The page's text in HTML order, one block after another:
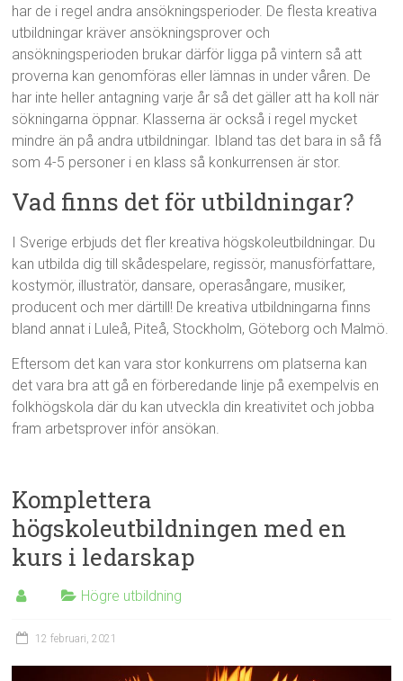
har de i regel andra ansökningsperioder. De flesta kreativa
utbildningar kräver ansökningsprover och
ansökningsperioden brukar därför ligga på vintern så att
proverna kan genomföras eller lämnas in under våren. De
har inte heller antagning varje år så det gäller att ha koll när
sökningarna öppnar. Klasserna är också i regel mycket
mindre än på andra utbildningar. Ibland tas det bara in så få
som 4-5 personer i en klass så konkurrensen är stor.
Vad finns det för utbildningar?
I Sverige erbjuds det fler kreativa högskoleutbildningar. Du
kan utbilda dig till skådespelare, regissör, manusförfattare,
kostymör, illustratör, dansare, operasångare, musiker,
producent och mer därtill! De kreativa utbildningarna finns
bland annat i Luleå, Piteå, Stockholm, Göteborg och Malmö.
Eftersom det kan vara stor konkurrens om platserna kan
det vara bra att gå en förberedande linje på exempelvis en
folkhögskola där du kan utveckla din kreativitet och jobba
fram arbetsprover inför ansökan.
Komplettera
högskoleutbildningen med en
kurs i ledarskap
Högre utbildning
12 februari, 2021